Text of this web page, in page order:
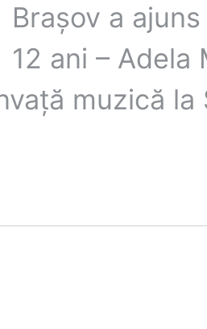
Brașov a
12 ani – Adela
muzică